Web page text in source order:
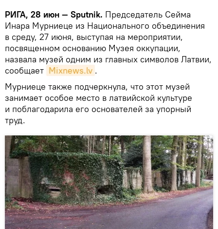
РИГА, 28 июн — Sputnik. Председатель Сейма
Инара Мурниеце из Национального объединения
в среду, 27 июня, выступая на мероприятии,
посвященном основанию Музея оккупации,
назвала музей одним из главных символов Латвии,
сообщает Mixnews.lv .
Мурниеце также подчеркнула, что этот музей
занимает особое место в латвийской культуре
и поблагодарила его основателей за упорный
труд.